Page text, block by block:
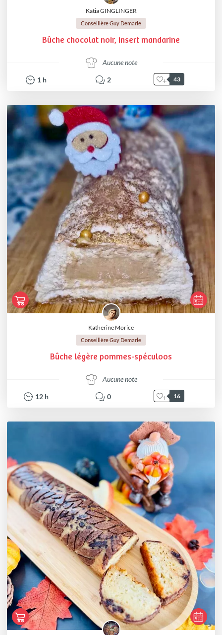
Katia GINGLINGER
Conseillère Guy Demarle
Bûche chocolat noir, insert mandarine
Aucune note
1 h 2 43
Katherine Morice
Conseillère Guy Demarle
Bûche légère pommes-spéculoos
Aucune note
12 h 0 16